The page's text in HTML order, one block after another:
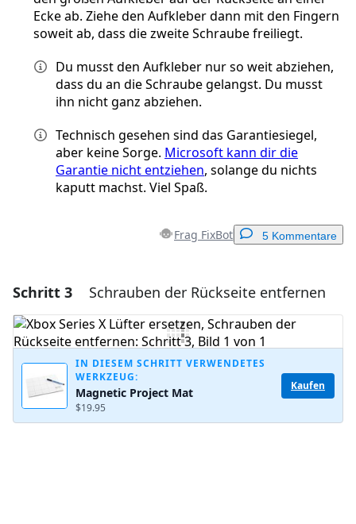
Ecke ab. Ziehe den Aufkleber dann mit den Fingern
soweit ab, dass die zweite Schraube freiliegt.
Du musst den Aufkleber nur so weit abziehen,
dass du an die Schraube gelangst. Du musst
ihn nicht ganz abziehen.
Technisch gesehen sind das Garantiesiegel,
aber keine Sorge. Microsoft kann dir die
Garantie nicht entziehen, solange du nichts
kaputt machst. Viel Spaß.
Frag FixBot 5 Kommentare
Einen Kommentar hinzufügen
Kommentar hinzufügen
Abbrechen Kommentieren
Schritt 3 Schrauben der Rückseite entfernen
IN DIESEM SCHRITT VERWENDETES
WERKZEUG:
Magnetic Project Mat
$19.95
Kaufen